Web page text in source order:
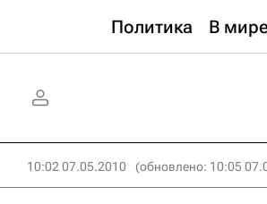
Политика В мире
10:02 07.05.2010 (обновлено: 10:05